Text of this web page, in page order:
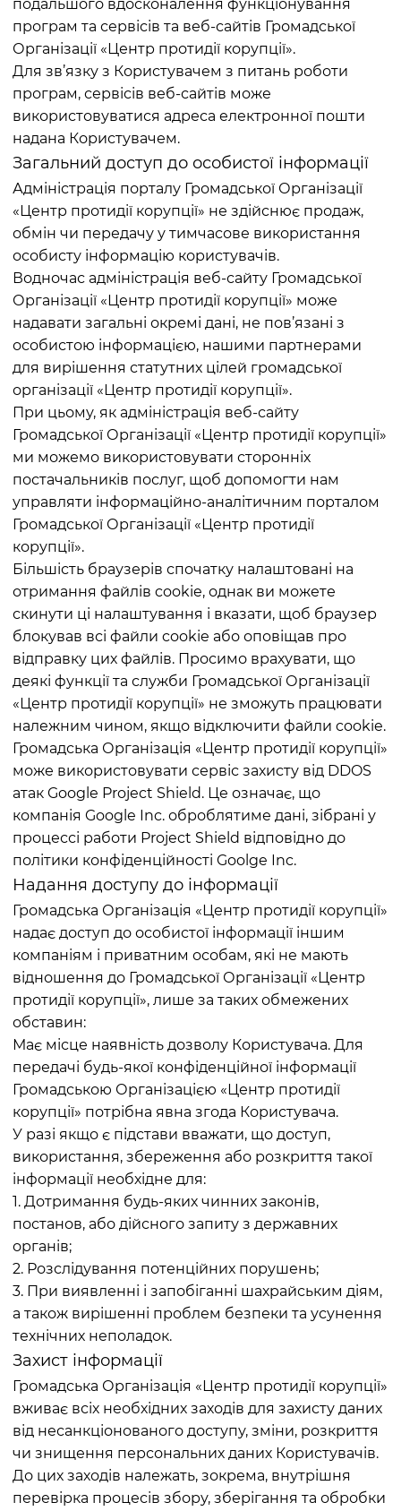
подальшого вдосконалення функціонування
програм та сервісів та веб-сайтів Громадської
Організації «Центр протидії корупції».
Для зв’язку з Користувачем з питань роботи
програм, сервісів веб-сайтів може
використовуватися адреса електронної пошти
надана Користувачем.
Загальний доступ до особистої інформації
Адміністрація порталу Громадської Організації
«Центр протидії корупції» не здійснює продаж,
обмін чи передачу у тимчасове використання
особисту інформацію користувачів.
Водночас адміністрація веб-сайту Громадської
Організації «Центр протидії корупції» може
надавати загальні окремі дані, не пов’язані з
особистою інформацією, нашими партнерами
для вирішення статутних цілей громадської
організації «Центр протидії корупції».
При цьому, як адміністрація веб-сайту
Громадської Організації «Центр протидії корупції»
ми можемо використовувати сторонніх
постачальників послуг, щоб допомогти нам
управляти інформаційно-аналітичним порталом
Громадської Організації «Центр протидії
корупції».
Більшість браузерів спочатку налаштовані на
отримання файлів cookie, однак ви можете
скинути ці налаштування і вказати, щоб браузер
блокував всі файли cookie або оповіщав про
відправку цих файлів. Просимо врахувати, що
деякі функції та служби Громадської Організації
«Центр протидії корупції» не зможуть працювати
належним чином, якщо відключити файли cookie.
Громадська Організація «Центр протидії корупції»
може використовувати сервіс захисту від DDOS
атак Google Project Shield. Це означає, що
компанія Google Inc. оброблятиме дані, зібрані у
процессі работи Project Shield відповідно до
політики конфіденційності Goolge Inc.
Надання доступу до інформації
Громадська Організація «Центр протидії корупції»
надає доступ до особистої інформації іншим
компаніям і приватним особам, які не мають
відношення до Громадської Організації «Центр
протидії корупції», лише за таких обмежених
обставин:
Має місце наявність дозволу Користувача. Для
передачі будь-якої конфіденційної інформації
Громадською Організацією «Центр протидії
корупції» потрібна явна згода Користувача.
У разі якщо є підстави вважати, що доступ,
використання, збереження або розкриття такої
інформації необхідне для:
1. Дотримання будь-яких чинних законів,
постанов, або дійсного запиту з державних
органів;
2. Розслідування потенційних порушень;
3. При виявленні і запобіганні шахрайським діям,
а також вирішенні проблем безпеки та усунення
технічних неполадок.
Захист інформації
Громадська Організація «Центр протидії корупції»
вживає всіх необхідних заходів для захисту даних
від несанкціонованого доступу, зміни, розкриття
чи знищення персональних даних Користувачів.
До цих заходів належать, зокрема, внутрішня
перевірка процесів збору, зберігання та обробки